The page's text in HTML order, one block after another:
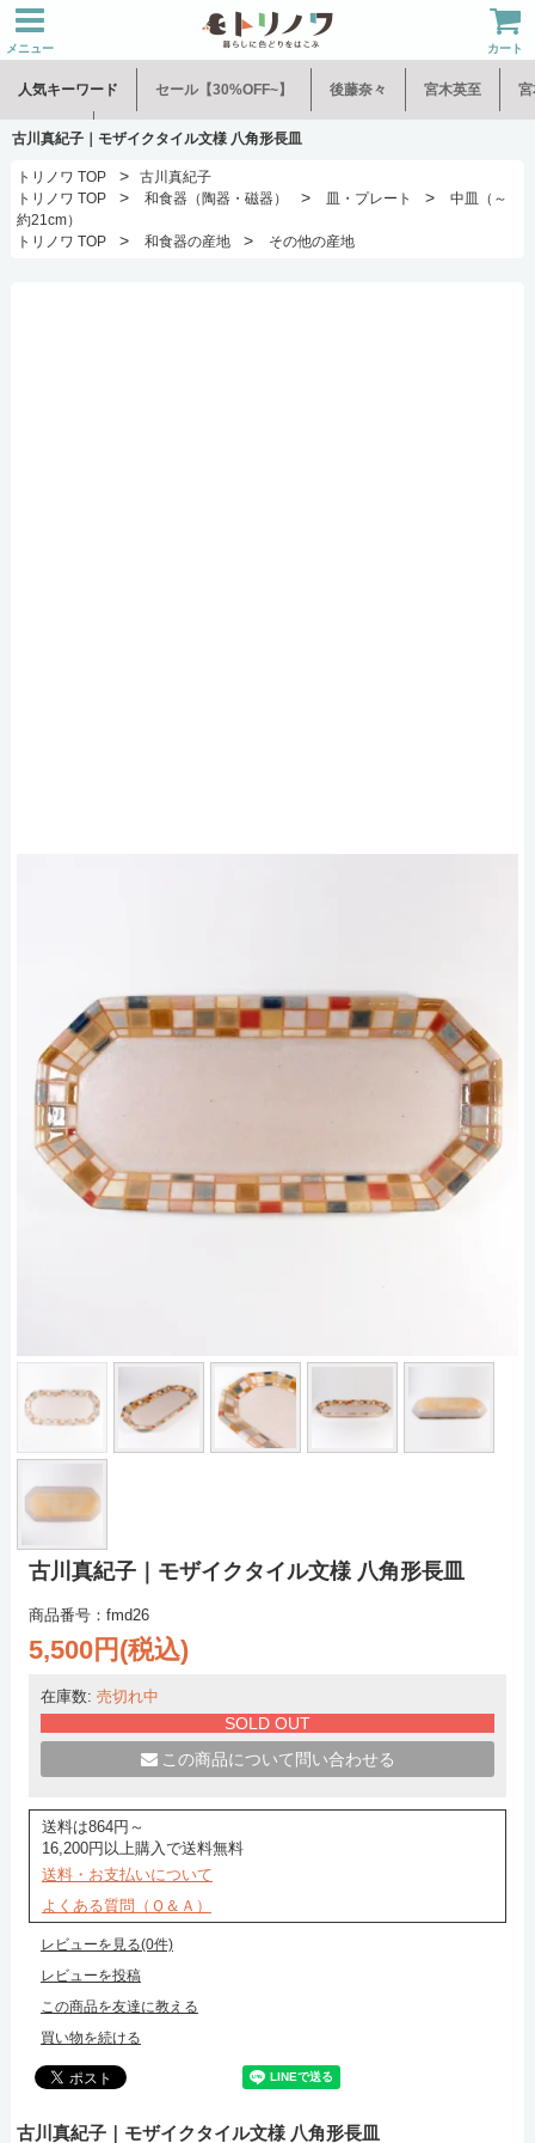
メニュー カート
人気キーワード セール【30%OFF~】 後藤奈々 宮木英至 宮
水谷和音 児玉修治
古川真紀子｜モザイクタイル文様 八角形長皿
トリノワ TOP >
古川真紀子
トリノワ TOP
> 和食器（陶器・磁器） > 皿・プレート >
中皿（～
約21cm）
トリノワ TOP
> 和食器の産地 > その他の産地
古川真紀子｜モザイクタイル文様 八角形長皿
商品番号：fmd26
5,500円(税込)
在庫数: 売切れ中
SOLD OUT
この商品について問い合わせる
送料は864円～
16,200円以上購入で送料無料
送料・お支払いについて
よくある質問（Ｑ＆Ａ）
レビューを見る(0件)
レビューを投稿
この商品を友達に教える
買い物を続ける
古川真紀子｜モザイクタイル文様 八角形長皿